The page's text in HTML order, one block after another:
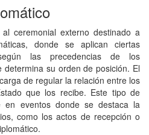
ceremonial externo destinado a
donde se aplican ciertas
las precedencias de los
su orden de posición. El
de regular la relación entre los
que los recibe. Este tipo de
en eventos donde se destaca la
como los actos de recepción o